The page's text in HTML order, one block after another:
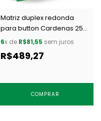
Matriz duplex redonda
para button Cardenas 25
mm c/ 1 un
6x de R$81,55 sem juros
R$489,27
COMPRAR